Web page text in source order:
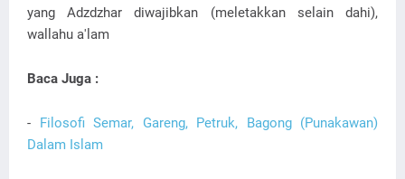
yang Adzdzhar diwajibkan (meletakkan selain dahi),
wallahu a'lam
Baca Juga :
- Filosofi Semar, Gareng, Petruk, Bagong (Punakawan)
Dalam Islam